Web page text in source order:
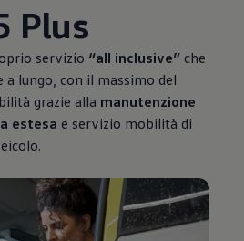
Plus
servizio “all inclusive” che
a lungo, con il massimo del
grazie alla manutenzione
estesa e servizio mobilità di